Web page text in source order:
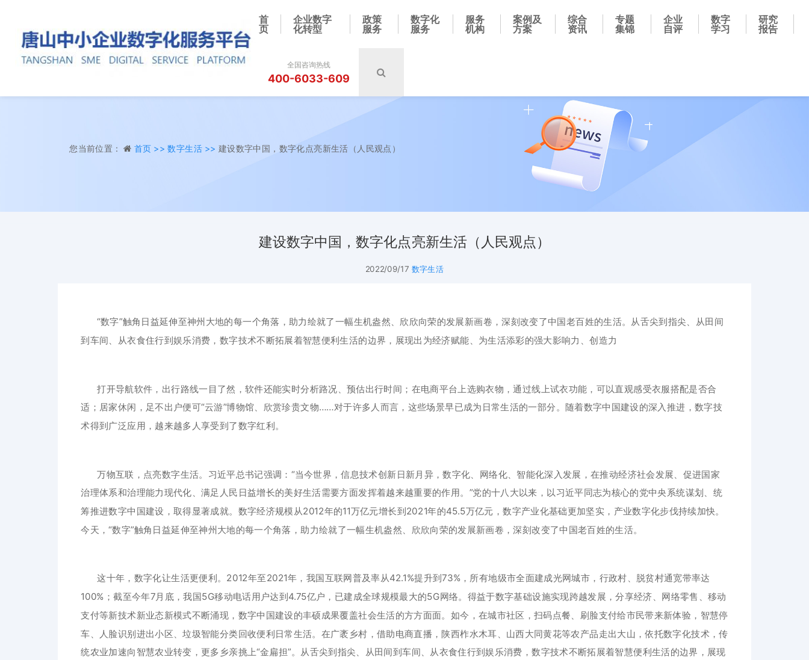
首
页
企业数字
化转型
政策
服务
数字化
服务
服务
机构
案例及
方案
综合
资讯
专题
集锦
企业
自评
数字
学习
研究
报告
全国咨询热线
400-6033-609
您当前位置： 首页 >>数字生活 >> 建设数字中国，数字化点亮新生活（人民观点）
建设数字中国，数字化点亮新生活（人民观点）
2022/09/17 数字生活
“数字”触角日益延伸至神州大地的每一个角落，助力绘就了一幅生机盎然、欣欣向荣的发展新画卷，深刻改变了中国老百姓的生活。 从舌尖到指尖、从田间
到车间、从衣食住行到娱乐消费，数字技术不断拓展着智慧便利生活的边界，展现出为经济赋能、为生活添彩的强大影响力、创造力
打开导航软件，出行路线一目了然，软件还能实时分析路况、预估出行时间；在电商平台上选购衣物，通过线上试衣功能，可以直观感受衣服搭配是否合
适；居家休闲，足不出户便可“云游”博物馆、欣赏珍贵文物……对于许多人而言，这些场景早已成为日常生活的一部分。随着数字中国建设的深入推进，数字技
术得到广泛应用，越来越多人享受到了数字红利。
万物互联，点亮数字生活。习近平总书记强调：“当今世界，信息技术创新日新月异，数字化、网络化、智能化深入发展，在推动经济社会发展、促进国家
治理体系和治理能力现代化、满足人民日益增长的美好生活需要方面发挥着越来越重要的作用。”党的十八大以来，以习近平同志为核心的党中央系统谋划、统
筹推进数字中国建设，取得显著成就。数字经济规模从2012年的11万亿元增长到2021年的45.5万亿元，数字产业化基础更加坚实，产业数字化步伐持续加快。
今天，“数字”触角日益延伸至神州大地的每一个角落，助力绘就了一幅生机盎然、欣欣向荣的发展新画卷，深刻改变了中国老百姓的生活。
这十年，数字化让生活更便利。2012年至2021年，我国互联网普及率从42.1%提升到73%，所有地级市全面建成光网城市，行政村、脱贫村通宽带率达
100%；截至今年7月底，我国5G移动电话用户达到4.75亿户，已建成全球规模最大的5G网络。得益于数字基础设施实现跨越发展，分享经济、网络零售、移动
支付等新技术新业态新模式不断涌现，数字中国建设的丰硕成果覆盖社会生活的方方面面。如今，在城市社区，扫码点餐、刷脸支付给市民带来新体验，智慧停
车、人脸识别进出小区、垃圾智能分类回收便利日常生活。在广袤乡村，借助电商直播，陕西柞水木耳、山西大同黄花等农产品走出大山，依托数字化技术，传
统农业加速向智慧农业转变，更多乡亲挑上“金扁担”。从舌尖到指尖、从田间到车间、从衣食住行到娱乐消费，数字技术不断拓展着智慧便利生活的边界，展现